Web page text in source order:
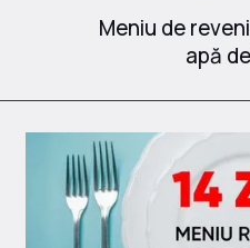
Meniu de
apă